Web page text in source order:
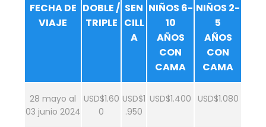
FECHA DE
VIAJE
DOBLE /
TRIPLE
SEN
CILL
A
NIÑOS 6-
10
AÑOS
CON
CAMA
NIÑOS 2-
5
AÑOS
CON
CAMA
28 mayo al
03 junio 2024
USD$1.60
0
USD$1
.950
USD$1.400 USD$1.080